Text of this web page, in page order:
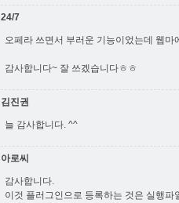
24/7
오페라 쓰면서 부러운 기능이었는데 웹마
감사합니다~ 잘 쓰겠습니다ㅎㅎ
김진권
늘 감사합니다. ^^
아로씨
감사합니다.
이것 플러그인으로 등록하는 것은 실행파